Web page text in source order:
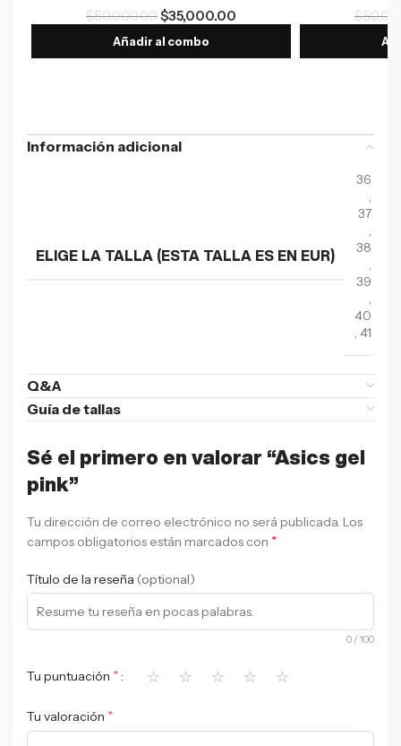
$50,000.00$35,000.00
Añadir al combo
$
Información adicional
ELIGE LA TALLA (ESTA TALLA ES EN EUR)
36
,
37
,
38
,
39
,
40
, 41
Q&A
Guía de tallas
Sé el primero en valorar “Asics gel
pink”
Tu dirección de correo electrónico no será publicada. Los
campos obligatorios están marcados con *
Título de la reseña (optional)
0 / 100
Tu puntuación * ⭐ ⭐ ⭐ ⭐ ⭐
Tu valoración *